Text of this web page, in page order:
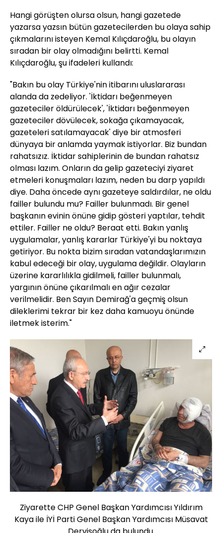
Hangi görüşten olursa olsun, hangi gazetede
yazarsa yazsın bütün gazetecilerden bu olaya sahip
çıkmalarını isteyen Kemal Kılıçdaroğlu, bu olayın
sıradan bir olay olmadığını belirtti. Kemal
Kılıçdaroğlu, şu ifadeleri kullandı:
"Bakın bu olay Türkiye'nin itibarını uluslararası
alanda da zedeliyor. 'İktidarı beğenmeyen
gazeteciler öldürülecek', 'İktidarı beğenmeyen
gazeteciler dövülecek, sokağa çıkamayacak,
gazeteleri satılamayacak' diye bir atmosferi
dünyaya bir anlamda yaymak istiyorlar. Biz bundan
rahatsızız. İktidar sahiplerinin de bundan rahatsız
olması lazım. Onların da gelip gazeteciyi ziyaret
etmeleri konuşmaları lazım, neden bu darp yapıldı
diye. Daha öncede aynı gazeteye saldırdılar, ne oldu
failler bulundu mu? Failler bulunmadı. Bir genel
başkanın evinin önüne gidip gösteri yaptılar, tehdit
ettiler. Failler ne oldu? Beraat etti. Bakın yanlış
uygulamalar, yanlış kararlar Türkiye'yi bu noktaya
getiriyor. Bu nokta bizim sıradan vatandaşlarımızın
kabul edeceği bir olay, uygulama değildir. Olayların
üzerine kararlılıkla gidilmeli, failler bulunmalı,
yargının önüne çıkarılmalı en ağır cezalar
verilmelidir. Ben Sayın Demirağ'a geçmiş olsun
dileklerimi tekrar bir kez daha kamuoyu önünde
iletmek isterim."
Ziyarette CHP Genel Başkan Yardımcısı Yıldırım
Kaya ile İYİ Parti Genel Başkan Yardımcısı Müsavat